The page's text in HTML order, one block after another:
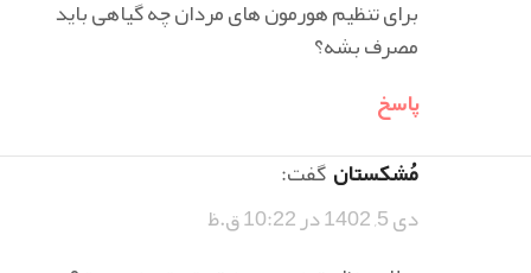
برای تنظیم هورمون های مردان چه گیاهی باید
مصرف بشه؟
پاسخ
مُشکستانگفت:
دی 5, 1402 در 10:22 ق.ظ